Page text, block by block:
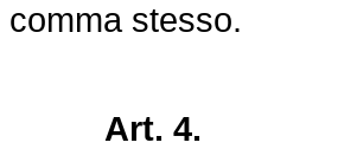
comma stesso.
Art. 4.